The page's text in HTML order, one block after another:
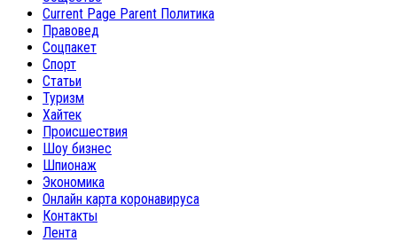
Current Page Parent Политика
Правовед
Соцпакет
Спорт
Статьи
Туризм
Хайтек
Происшествия
Шоу бизнес
Шпионаж
Экономика
Онлайн карта коронавируса
Контакты
Лента